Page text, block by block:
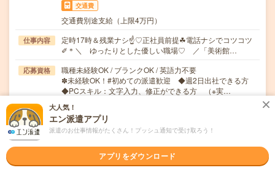
交通費
交通費別途支給（上限4万円）
仕事内容
定時17時＆残業ナシ☝♡正社員前提☘電話ナシでコツコツ
✐＊＼ ゆったりとした優しい職場♡ ／「美術館…
応募資格
職種未経験OK / ブランクOK / 英語力不要
✽未経験OK！#初めての派遣歓迎 ◆週2日出社できる方
◆PCスキル：文字入力、修正ができる方 （※実…
職場の雰囲気
年齢層
30代 40代
大人気！
エン派遣アプリ
派遣のお仕事情報がたくさん！プッシュ通知で受け取ろう！
アプリをダウンロード